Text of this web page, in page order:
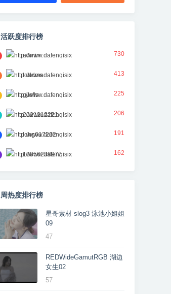
活跃度排行榜
admin 730
toddma 413
gjlsfls 225
2121212221 206
long617212 191
18856238977 162
周热度排行榜
星哥素材 slog3 泳池小姐姐
09
47
REDWideGamutRGB 湖边
女生02
57